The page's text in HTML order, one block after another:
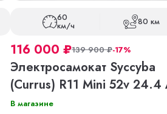
60
км/ч 80 км
116 000 ₽139 900₽-17%
Электросамокат Syccyba
(Currus) R11 Mini 52v 24.4
В магазине